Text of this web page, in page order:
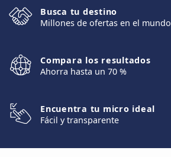
Busca tu destino
Millones de ofertas en el mundo
Compara los resultados
Ahorra hasta un 70 %
Encuentra tu micro ideal
Fácil y transparente